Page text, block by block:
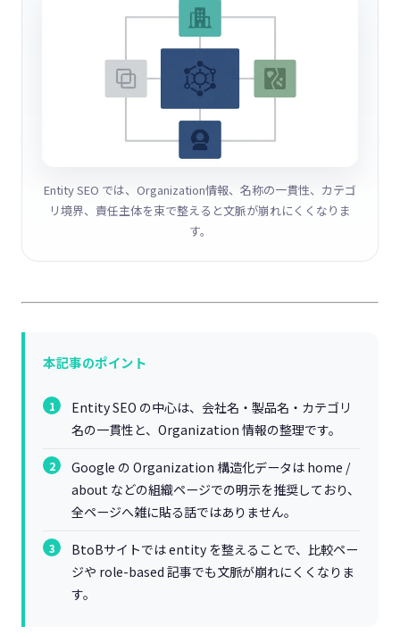
Entity SEO では、Organization情報、名称の一貫性、カテゴ
リ境界、責任主体を束で整えると文脈が崩れにくくなりま
す。
本記事のポイント
Entity SEO の中心は、会社名・製品名・カテゴリ
名の一貫性と、Organization 情報の整理です。
Google の Organization 構造化データは home /
about などの組織ページでの明示を推奨しており、
全ページへ雑に貼る話ではありません。
BtoBサイトでは entity を整えることで、比較ペー
ジや role-based 記事でも文脈が崩れにくくなりま
す。